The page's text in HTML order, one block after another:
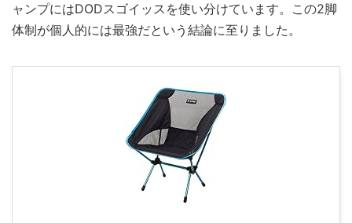
ャンプにはDODスゴイッスを使い分けています。この2脚
体制が個人的には最強だという結論に至りました。